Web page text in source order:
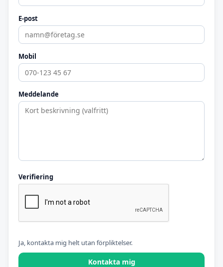
E-post
Mobil
Meddelande
Verifiering
Ja, kontakta mig helt utan förpliktelser.
Kontakta mig